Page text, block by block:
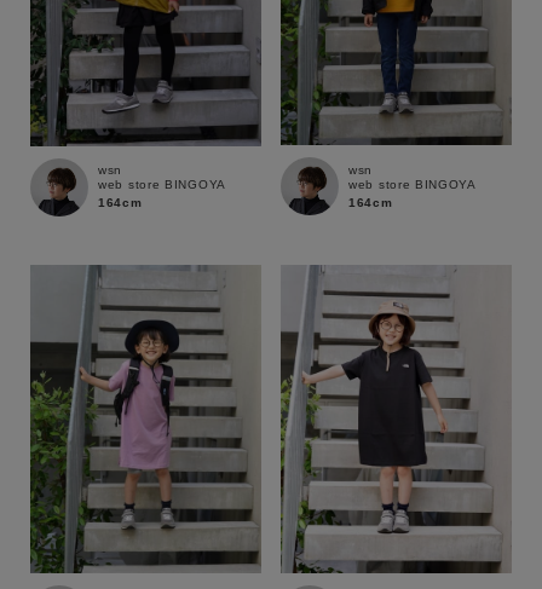
商品タイプ
通常商品 予約商品
セール価格 WEB限定
在庫
在庫あり 在庫なし含む
wsn
web store BINGOYA
164cm
wsn
web store BINGOYA
164cm